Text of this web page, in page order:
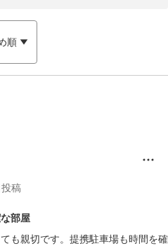
順
投稿
部屋
も親切です。提携駐車場も時間を確